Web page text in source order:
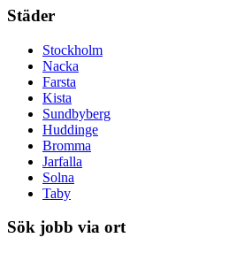
Städer
Stockholm
Nacka
Farsta
Kista
Sundbyberg
Huddinge
Bromma
Jarfalla
Solna
Taby
Sök jobb via ort